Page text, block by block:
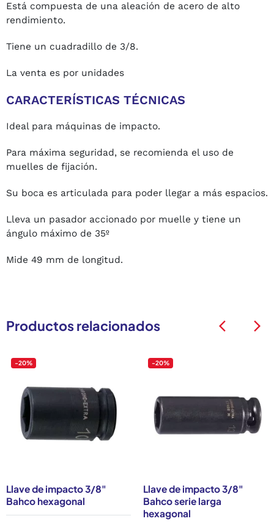
Está compuesta de una aleación de acero de alto
rendimiento.
Tiene un cuadradillo de 3/8.
La venta es por unidades
CARACTERÍSTICAS TÉCNICAS
Ideal para máquinas de impacto.
Para máxima seguridad, se recomienda el uso de
muelles de fijación.
Su boca es articulada para poder llegar a más espacios.
Lleva un pasador accionado por muelle y tiene un
ángulo máximo de 35º
Mide 49 mm de longitud.
Productos relacionados
Llave de impacto 3/8"
Bahco hexagonal
-20%
Llave de impacto 3/8"
Bahco serie larga
hexagonal
-20%
arrow_back_ios arrow_back_ios